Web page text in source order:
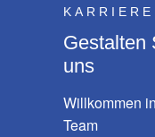
KARRIERE
Gestalten
uns
Willkommen
Team